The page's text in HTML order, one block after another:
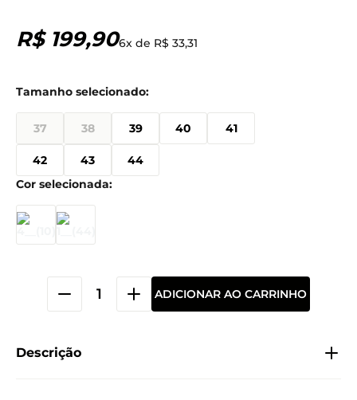
R$ 199,906x de R$ 33,31
37 38 39 40 41
42 43 44
ADICIONAR AO CARRINHO
Descrição